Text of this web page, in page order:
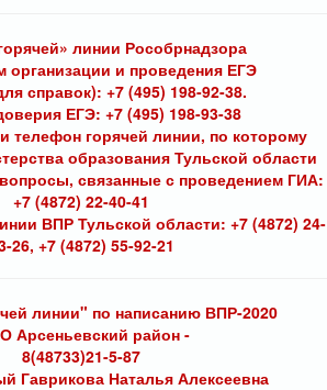
линии Рособрнадзора
организации и проведения ЕГЭ
справок): +7 (495) 198-92-38.
ЕГЭ: +7 (495) 198-93-38
телефон горячей линии, по которому
образования Тульской области
связанные с проведением ГИА:
+7 (4872) 22-40-41
ВПР Тульской области: +7 (4872) 24-
26, +7 (4872) 55-92-21
линии" по написанию ВПР-2020
Арсеньевский район -
8(48733)21-5-87
Гаврикова Наталья Алексеевна